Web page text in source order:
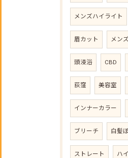
メンズハイライト
眉カット メン
頭浸浴 CBD
荻窪 美容室
インナーカラー
ブリーチ 白髪
ストレート ハ